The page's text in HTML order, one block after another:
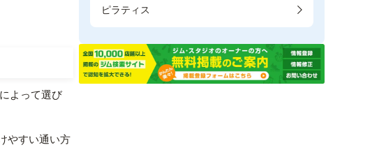
よって選び
やすい通い方
ピラティス